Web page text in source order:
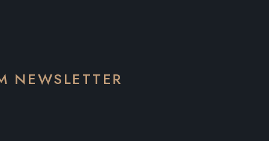
NEWSLETTER